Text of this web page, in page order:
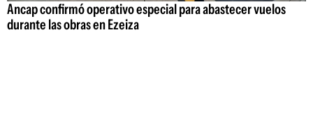
Ancap confirmó operativo especial para abastecer vuelos
durante las obras en Ezeiza